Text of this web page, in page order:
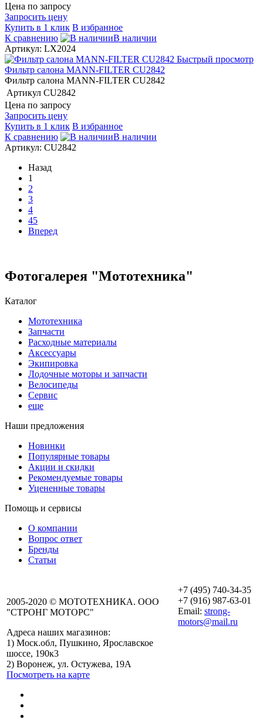
Цена по запросу
Запросить цену
Купить в 1 клик В избранное
К сравнению
В наличии
Артикул: LX2024
Быстрый просмотр
Фильтр салона MANN-FILTER CU2842
Фильтр салона MANN-FILTER CU2842
Артикул CU2842
Цена по запросу
Запросить цену
Купить в 1 клик В избранное
К сравнению
В наличии
Артикул: CU2842
Назад
1
2
3
4
45
Вперед
Фотогалерея "Мототехника"
Каталог
Мототехника
Запчасти
Расходные материалы
Аксессуары
Экипировка
Лодочные моторы и запчасти
Велосипеды
Сервис
еще
Наши предложения
Новинки
Популярные товары
Акции и скидки
Рекомендуемые товары
Уцененные товары
Помощь и сервисы
О компании
Вопрос ответ
Бренды
Статьи
2005-2020 © МОТОТЕХНИКА. ООО
"СТРОНГ МОТОРС"
Адреса наших магазинов:
1) Моск.обл, Пушкино, Ярославское
шоссе, 190к3
2) Воронеж, ул. Остужева, 19А
Посмотреть на карте
+7 (495) 740-34-35
+7 (916) 987-63-01
Email: strong-
motors@mail.ru